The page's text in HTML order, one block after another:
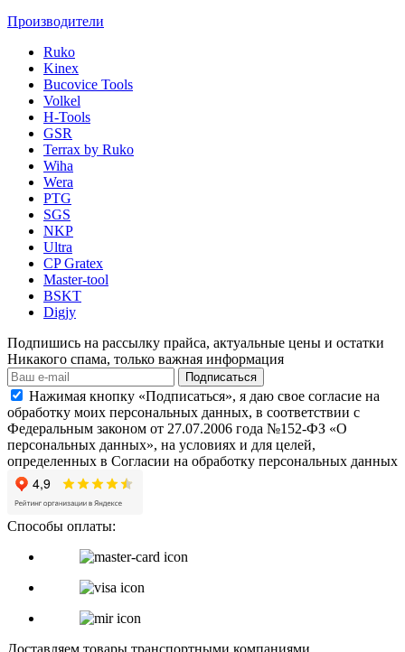
Производители
Ruko
Kinex
Bucovice Tools
Volkel
H-Tools
GSR
Terrax by Ruko
Wiha
Wera
PTG
SGS
NKP
Ultra
CP Gratex
Master-tool
BSKT
Digjy
Подпишись на рассылку прайса, актуальные цены и остатки
Никакого спама, только важная информация
Подписаться
Нажимая кнопку «Подписаться», я даю свое согласие на
обработку моих персональных данных, в соответствии с
Федеральным законом от 27.07.2006 года №152-ФЗ «О
персональных данных», на условиях и для целей,
определенных в Согласии на обработку персональных данных
Способы оплаты:
Доставляем товары транспортными компаниями